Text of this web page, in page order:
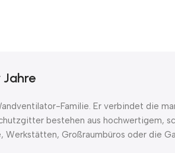
Familie. Er verbindet die
bestehen aus hochwertigem,
Großraumbüros oder die